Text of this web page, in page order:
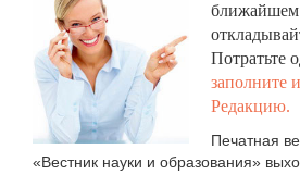
ближайшем
Потратьте
заполните
Редакцию.
Печатная
«Вестник науки и образования»